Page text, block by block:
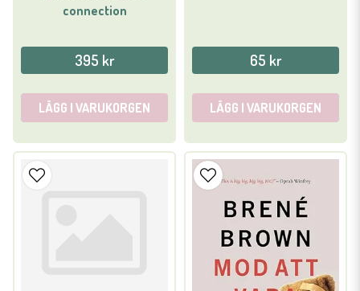
connection
395 kr
LÄGG I VARUKORGEN
65 kr
LÄGG I VARUKORGEN